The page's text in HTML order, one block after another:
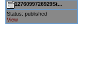
1276099726929St...
Status: published
View